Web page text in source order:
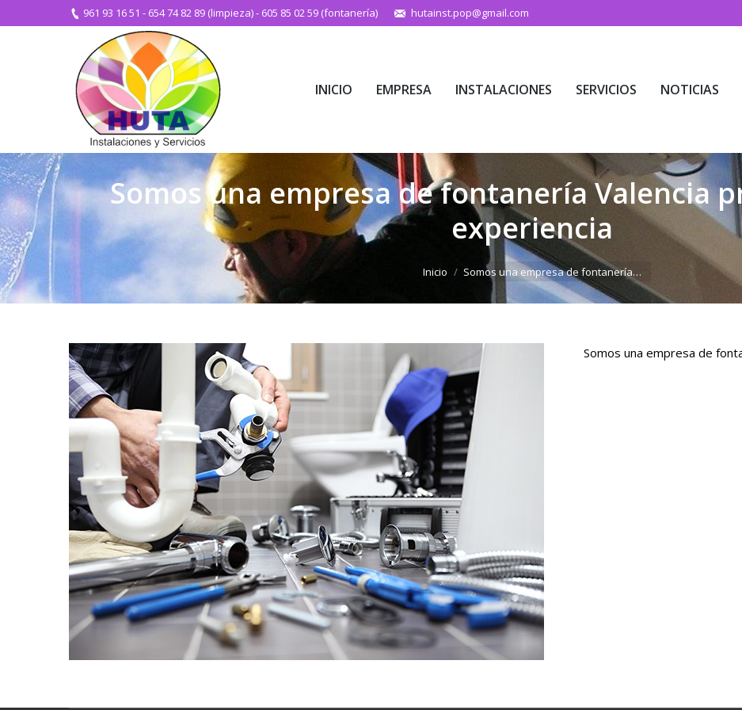
961 93 16 51 - 654 74 82 89 (limpieza)- 605 85 02 59 (fontanería) hutainst.pop@gmail.com
INICIO EMPRESA INSTALACIONES SERVICIOS NOTICIAS
Somos una empresa de fontanería Valencia
experiencia
Inicio Somos una empresa de fontanería…
Somos una empresa de